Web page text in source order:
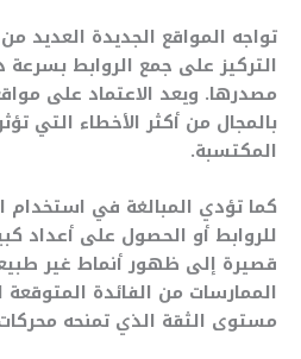
تواجه المواقع الجديدة العديد
التركيز على جمع الروابط بسرعة
مصدرها. ويعد الاعتماد على
بالمجال من أكثر الأخطاء التي
المكتسبة.
كما تؤدي المبالغة في استخدام
للروابط أو الحصول على أعداد
قصيرة إلى ظهور أنماط غير
الممارسات من الفائدة
مستوى الثقة الذي تمنحه